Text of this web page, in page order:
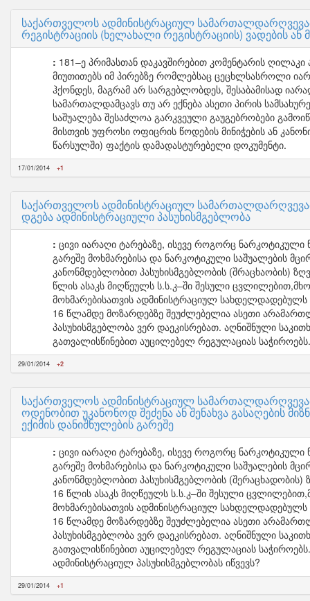
საქართველოს ადმინისტრაციულ
რეგისტრაციის (ხელახალი რეგისტრაციის) ვადების ან
181–ე პრიმასთან დაკავშირებით კომენტარის
მიუთითებს იმ პირებზე რომლებსაც ცეცხლსასროლი
ჰქონდეს, მაგრამ არ სარგებლობდეს, შესაბამისად
სამართალდამცავს თუ არ ექნება ასეთი პირის
საშუალება შესაძლოა გარკვეული გაუგებრობები
მისთვის უფროსი ოფიცრის წოდების მინიჭების ან
წარსულში) ფაქტის დამადასტურებელი დოკუმენტი.
17/01/2014 +1
საქართველოს ადმინისტრაციულ
დგება ადმინისტრაციული პასუხისმგებლობა
ცივი იარაღი ტარებაზე, ისევე როგორც ნარკოტიკული
გარეშე მოხმარებისა და ნარკოტიკული საშუალების
კანონმდებლობით პასუხისმგებლობის (შრაცხაობის)
წლის ასაკს მიღწეულს ს.ს.კ–ში შესული
მოხმარებისათვის ადმინისტრაციულ სახდელდადებულს
16 წლამდე მოზარდებზე შეუძლებელია ასეთი
პასუხისმგებლობა ვერ დაეკისრებათ. აღნიშნული
გათვალისწინებით აუცილებელ რეგულაციას საჭიროებს.
29/01/2014 +2
საქართველოს ადმინისტრაციულ
ოდენობით უკანონოდ შეძენა ან შენახვა გასაღების
ექიმის დანიშნულების გარეშე
ცივი იარაღი ტარებაზე, ისევე როგორც ნარკოტიკული
გარეშე მოხმარებისა და ნარკოტიკული საშუალების
კანონმდებლობით პასუხისმგებლობის (შერაცხადობის)
16 წლის ასაკს მიღწეულს ს.ს.კ–ში შესული
მოხმარებისათვის ადმინისტრაციულ სახდელდადებულს
16 წლამდე მოზარდებზე შეუძლებელია ასეთი
პასუხისმგებლობა ვერ დაეკისრებათ. აღნიშნული
გათვალისწინებით აუცილებელ რეგულაციას
ადმინისტრაციულ პასუხისმგებლობას იწვევს?
29/01/2014 +1